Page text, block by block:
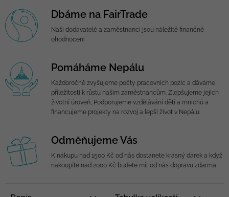
Dbáme na FairTrade
Naši dodavatelé a zaměstnanci jsou náležitě finančně
ohodnoceni
Pomáháme Nepálu
Každoročně zvyšujeme počty pracovních pozic a dáváme
příležitosti k růstu našim zaměstnancům. Zlepšujeme jejich
životní úroveň, Podporujeme vzdělávání dětí a mnichů a
financujeme projekty na rozvoj a lepší život v Nepálu.
Odměňujeme Vás
K nákupu nad 1500 Kč od nás dostanete krásný dárek a když
nakoupíte nad 2000 Kč budete mít od nás dopravu zdarma.